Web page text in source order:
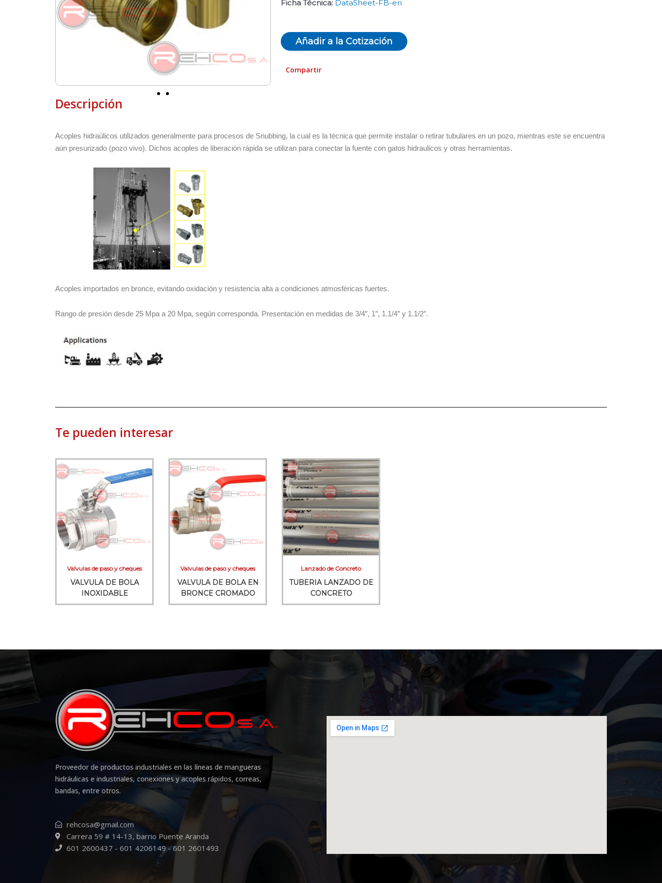
Ficha Técnica: DataSheet-FB-en
Añadir a la Cotización
Compartir
Descripción
Acoples hidraúlicos utilizados generalmente para procesos de Snubbing, la cual es la técnica que permite instalar o retirar tubulares en un pozo, mientras este se encuentra
aún presurizado (pozo vivo). Dichos acoples de liberación rápida se utilizan para conectar la fuente con gatos hidraulicos y otras herramientas.
Acoples importados en bronce, evitando oxidación y resistencia alta a condiciones atmosféricas fuertes.
Rango de presión desde 25 Mpa a 20 Mpa, según corresponda. Presentación en medidas de 3/4″, 1″, 1.1/4″ y 1.1/2″.
Te pueden interesar
Valvulas de paso y cheques
VALVULA DE BOLA
INOXIDABLE
Valvulas de paso y cheques
VALVULA DE BOLA EN
BRONCE CROMADO
Lanzado de Concreto
TUBERIA LANZADO DE
CONCRETO
Proveedor de productos industriales en las líneas de mangueras
hidráulicas e industriales, conexiones y acoples rápidos, correas,
bandas, entre otros.
rehcosa@gmail.com
Carrera 59 # 14-13, barrio Puente Aranda
601 2600437 - 601 4206149 - 601 2601493